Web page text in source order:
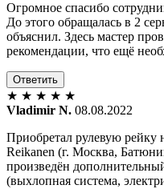
Огромное спасибо
До этого обращалась в 2
объяснил. Здесь мастер
рекомендации, что ещё
Ответить
★ ★ ★ ★ ★
Vladimir N. 08.08.2022
Приобретал рулевую рейку
Reikanen (г. Москва,
произведён
(выхлопная система,